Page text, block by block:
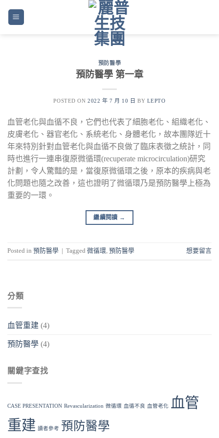
預防醫學
預防醫學 第一章
POSTED ON2022 年 7 月 10 日 BY LEPTO
血管老化與血循不良，它們也代表了細胞老化、組織老化、
皮膚老化、器官老化、系統老化、身體老化，故本團隊近十
年來特別針對血管老化與血循不良做了臨床表徵之統計，同
時也進行一連串復原微循環(recuperate microcirculation)研究
計劃，令人驚豔的是，當復原微循環之後，原本的疾病與老
化問題也隨之改善，這也證明了微循環乃是預防醫學上極為
重要的一環。
繼續閱讀 →
Posted in 預防醫學 Tagged 微循環, 預防醫學 想要留言
分類
血管重建 (4)
預防醫學 (4)
關鍵字查找
CASE PRESENTATION Revascularization 微循環 血循不良 血管老化
血管
重建 讀者參考 預防醫學